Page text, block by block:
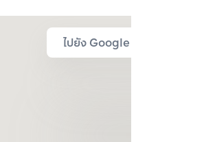
ไปยัง Google Map